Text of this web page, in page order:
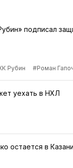
подписал
Рубин #Роман
уехать в НХЛ
остается в Казани